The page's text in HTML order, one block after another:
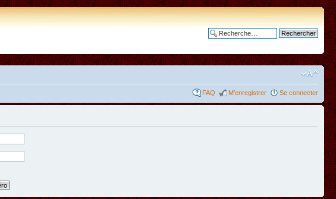
FAQ M’enregistrer Se connecter